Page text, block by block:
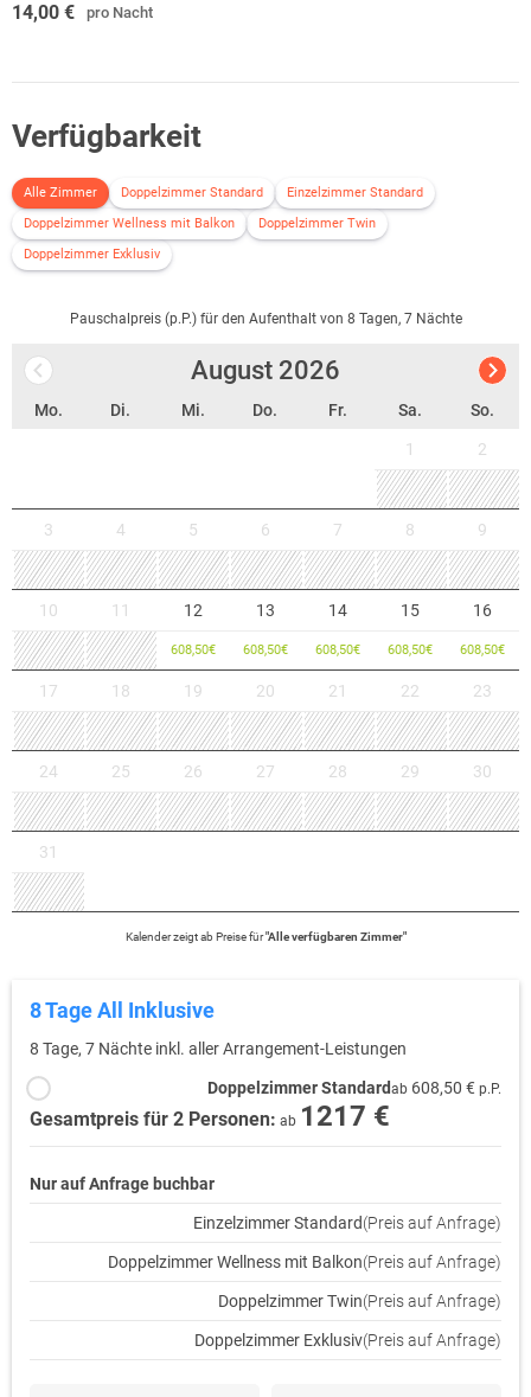
14,00 € pro Nacht
Verfügbarkeit
Alle Zimmer Doppelzimmer Standard
Einzelzimmer Standard
Doppelzimmer Wellness mit Balkon
Doppelzimmer Twin
Doppelzimmer Exklusiv
Pauschalpreis (p.P.) für den Aufenthalt von 8 Tagen, 7 Nächte
August 2026
Mo. Di. Mi. Do. Fr. Sa. So.
1 2
3 4 5 6 7 8 9
10 11 12
608,50€
13
608,50€
14
608,50€
15
608,50€
16
608,50€
17 18 19 20 21 22 23
24 25 26 27 28 29 30
31
Kalender zeigtab Preise für"Alle verfügbaren Zimmer"
8 Tage All Inklusive
8 Tage, 7 Nächte inkl. aller Arrangement-Leistungen
Doppelzimmer Standardab 608,50 € p.P.
Gesamtpreis für 2 Personen: ab 1217 €
Nur auf Anfrage buchbar
Einzelzimmer Standard(Preis auf Anfrage)
Doppelzimmer Wellness mit Balkon(Preis auf Anfrage)
Doppelzimmer Twin(Preis auf Anfrage)
Doppelzimmer Exklusiv(Preis auf Anfrage)